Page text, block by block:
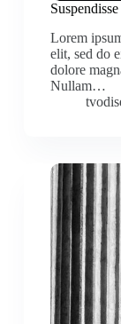
Lorem
elit, sed do
dolore
Nullam…